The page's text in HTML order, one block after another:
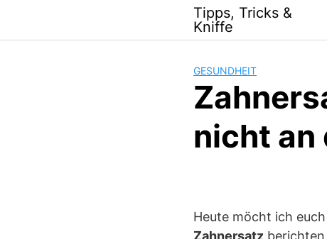
content
Tipps, Tricks &
Kniffe
GESUNDHEIT
nicht an
Heute möcht ich
Zahnersatz